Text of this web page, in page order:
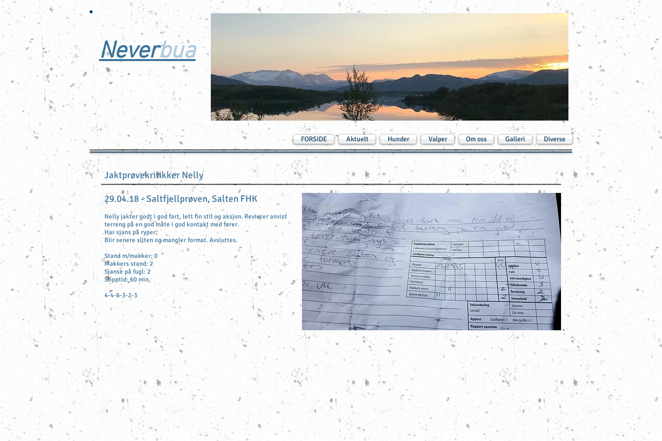
FORSIDE Aktuelt Hunder Valper Om oss Galleri Diverse
Jaktprøvekritikker Nelly
29.04.18 - Saltfjellprøven, Salten FHK
Nelly jakter godt i god fart, lett fin stil og aksjon. Revierer anvist
terreng på en god måte i god kontakt med fører.
Har sjans på ryper.
Blir senere sliten og mangler format. Avsluttes.
Stand m/makker: 0
Makkers stand: 2
Sjanse på fugl: 2
Slipptid: 60 min.
4-4-6-3-2-3
Neverbua
Trivelige fuglehunder
- for hverdag og jakt
Telefon:
Copyright © 2015